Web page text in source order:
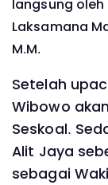
langsung oleh
Laksamana
M.M.
Setelah
Wibowo
Seskoal.
Alit Jaya
sebagai